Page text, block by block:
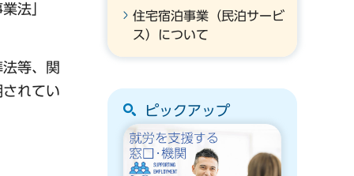
法」
等、関
れてい
住宅宿泊事業（民泊サービ
ス）について
ピックアップ